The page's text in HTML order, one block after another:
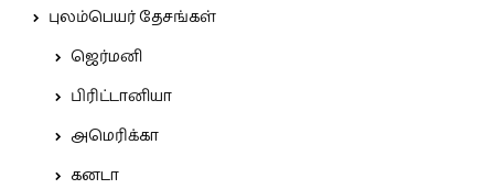
புலம்பெயர் தேசங்கள்
ஜெர்மனி
பிரிட்டானியா
அமெரிக்கா
கனடா